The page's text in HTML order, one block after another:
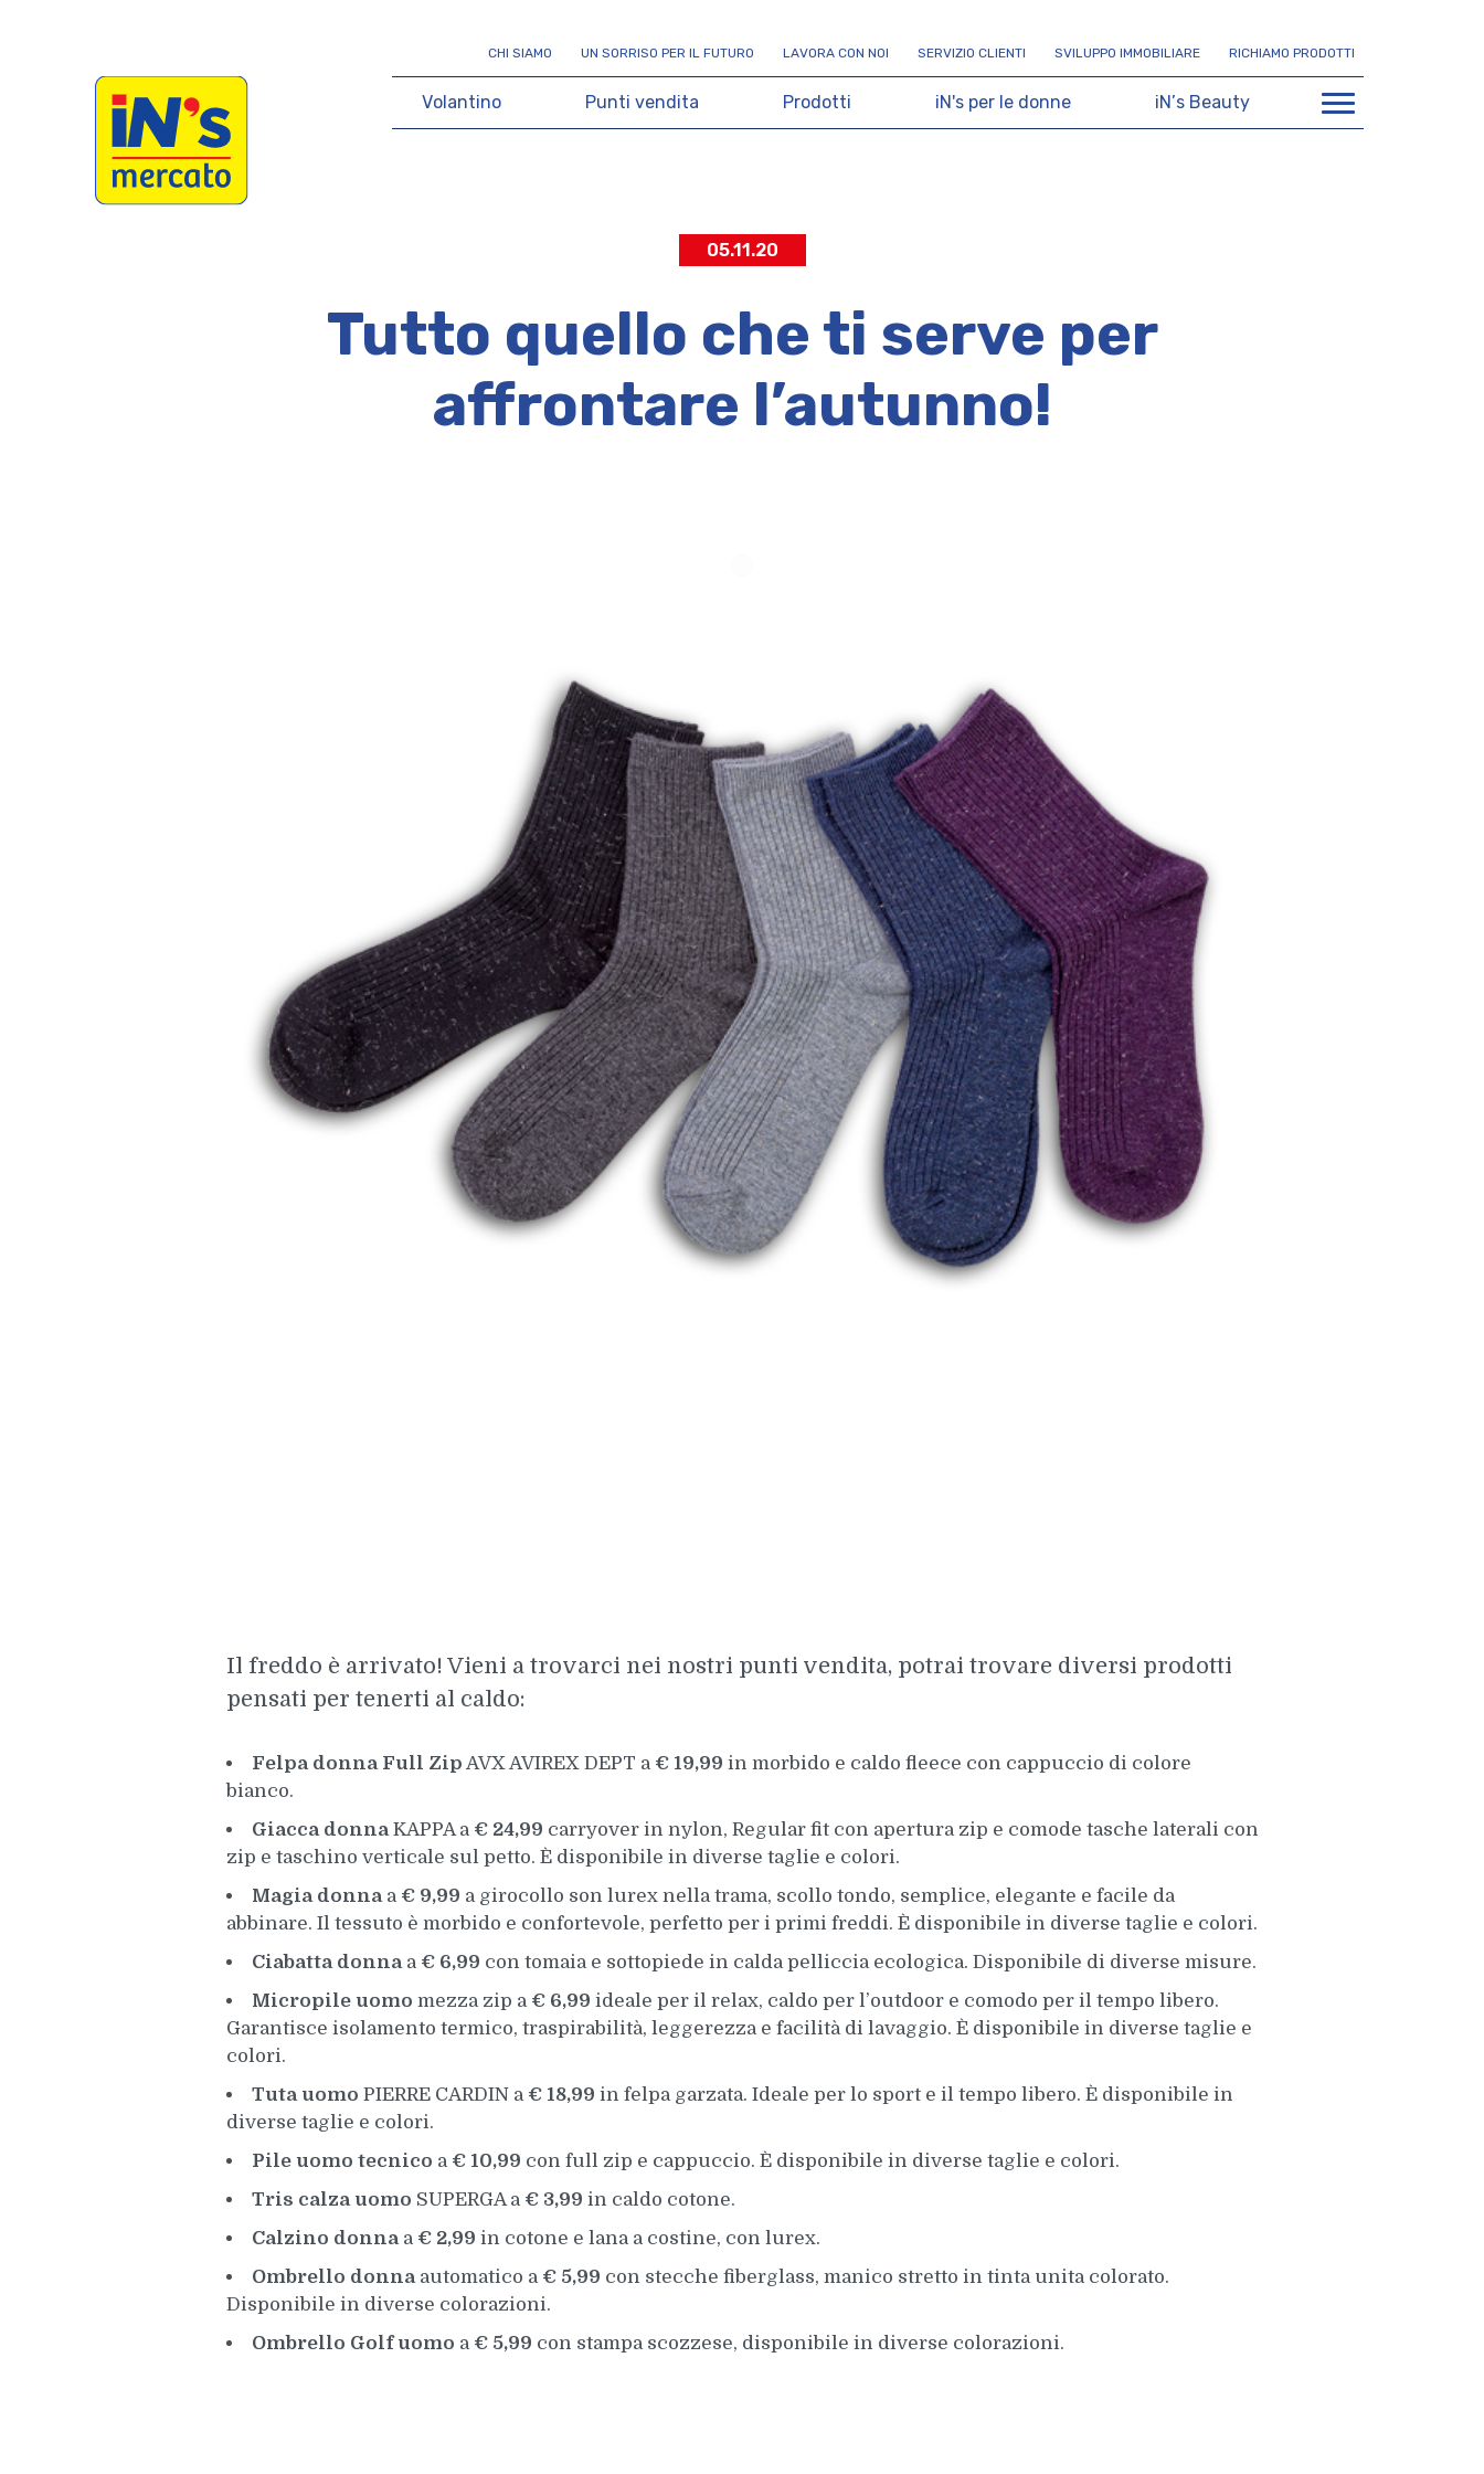
iN's Mercato
CHI SIAMO UN SORRISO PER IL FUTURO LAVORA CON NOI SERVIZIO CLIENTI SVILUPPO IMMOBILIARE RICHIAMO PRODOTTI
Volantino Punti vendita Prodotti iN's per le donne iN’s Beauty
05.11.20
Tutto quello che ti serve per
affrontare l’autunno!
Il freddo è arrivato! Vieni a trovarci nei nostri punti vendita, potrai trovare diversi prodotti
pensati per tenerti al caldo:
Felpa donna Full Zip AVX AVIREX DEPT a € 19,99 in morbido e caldo fleece con cappuccio di colore
bianco.
Giacca donnaKAPPA a € 24,99 carryover in nylon, Regular fit con apertura zip e comode tasche laterali con
zip e taschino verticale sul petto. È disponibile in diverse taglie e colori.
Magia donna a € 9,99 a girocollo son lurex nella trama, scollo tondo, semplice, elegante e facile da
abbinare. Il tessuto è morbido e confortevole, perfetto per i primi freddi. È disponibile in diverse taglie e colori.
Ciabatta donnaa € 6,99 con tomaia e sottopiede in calda pelliccia ecologica. Disponibile di diverse misure.
Micropile uomo mezza zip a€ 6,99 ideale per il relax, caldo per l’outdoor e comodo per il tempo libero.
Garantisce isolamento termico, traspirabilità, leggerezza e facilità di lavaggio. È disponibile in diverse taglie e
colori.
Tuta uomo PIERRE CARDIN a€ 18,99 in felpa garzata. Ideale per lo sport e il tempo libero. È disponibile in
diverse taglie e colori.
Pile uomo tecnico a€ 10,99 con full zip e cappuccio. È disponibile in diverse taglie e colori.
Tris calza uomo SUPERGA a€ 3,99 in caldo cotone.
Calzino donna a € 2,99 in cotone e lana a costine, con lurex.
Ombrello donnaautomatico a € 5,99 con stecche fiberglass, manico stretto in tinta unita colorato.
Disponibile in diverse colorazioni.
Ombrello Golf uomo a€ 5,99 con stampa scozzese, disponibile in diverse colorazioni.